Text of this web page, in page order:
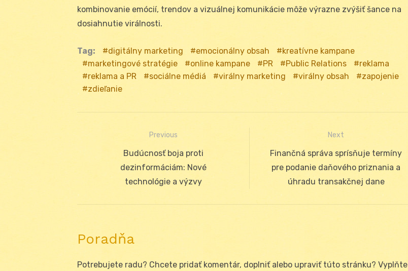
kombinovanie emócií, trendov a vizuálnej komunikácie môže výrazne zvýšiť šance na
dosiahnutie virálnosti.
Tag: digitálny marketing emocionálny obsah
kreatívne kampane
marketingové stratégie
online kampane PR Public Relations
reklama
reklama a PR
sociálne médiá virálny marketing virálny obsah
zapojenie
zdieľanie
Navigácia
Previous
PreviousBudúcnosť boja proti
dezinformáciám: Nové
technológie a výzvy
Next
Next
post:
Finančná správa sprísňuje termíny
pre podanie daňového priznania a
úhradu transakčnej dane
Poradňa
Potrebujete radu? Chcete pridať komentár, doplniť alebo upraviť túto stránku? Vyplňte